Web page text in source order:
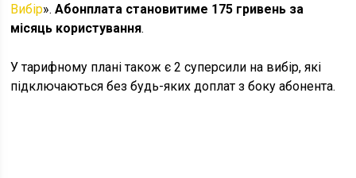
Вибір».Абонплата становитиме 175 гривень за
місяць користування.
У тарифному плані також є 2 суперсили на вибір, які
підключаються без будь-яких доплат з боку абонента.